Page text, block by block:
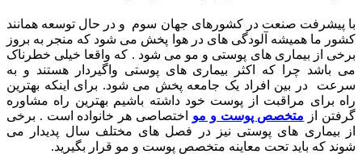
با پیشرفت صنعت در کشورهای جهان سوم و در حال توسعه همانند
کشور ما همیشه آلودگی های در هوا پخش می شود که منجر به بروز
برخی از بیماری های پوستی و مو می شود . که واقعا خیلی خطرناک
می باشد چرا که اکثر بیماری های پوستی واگیردار هستند و به
سرعت در بین افراد یک جامعه پخش می شود. برای اینکه بهترین
راه برای مراقبت از پوست خود داشته باشیم بهترین راه مشاوره
گرفتن از متخصص پوست و مو اختصاصی هر خانواده است . برخی
از بیماری های پوستی نیز در فصل های مختلف سال پدیدار می
شوند که باید تحت معاینه متخصص پوست و مو قرار بگیرید.